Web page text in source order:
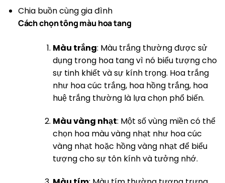
Chia buồn cùng gia đình
Cách chọn tông màu hoa tang
Màu trắng: Màu trắng thường được sử
dụng trong hoa tang vì nó biểu tượng cho
sự tinh khiết và sự kính trọng. Hoa trắng
như hoa cúc trắng, hoa hồng trắng, hoa
huệ trắng thường là lựa chọn phổ biến.
Màu vàng nhạt: Một số vùng miền có thể
chọn hoa màu vàng nhạt như hoa cúc
vàng nhạt hoặc hồng vàng nhạt để biểu
tượng cho sự tôn kính và tưởng nhớ.